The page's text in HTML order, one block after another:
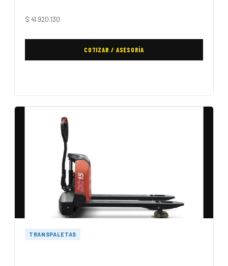
$ 41.920.130
COTIZAR / ASESORÍA
TRANSPALETAS